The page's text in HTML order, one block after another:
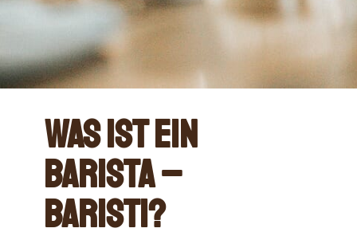
Was ist ein
Barista –
Baristi?